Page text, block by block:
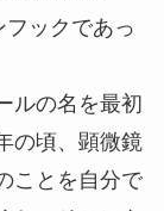
フックであっ
ルの名を最初
の頃、顕微鏡
ことを自分で